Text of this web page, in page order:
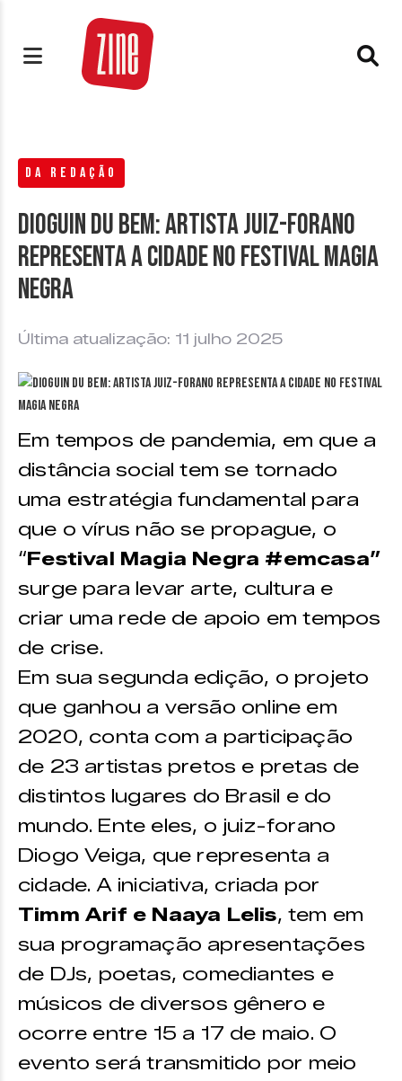
DA REDAÇÃO
Dioguin du Bem: artista juiz-forano
representa a cidade no Festival Magia
Negra
Última atualização: 11 julho 2025
Em tempos de pandemia, em que a
distância social tem se tornado
uma estratégia fundamental para
que o vírus não se propague, o
“Festival Magia Negra #emcasa”
surge para levar arte, cultura e
criar uma rede de apoio em tempos
de crise.
Em sua segunda edição, o projeto
que ganhou a versão online em
2020, conta com a participação
de 23 artistas pretos e pretas de
distintos lugares do Brasil e do
mundo. Ente eles, o juiz-forano
Diogo Veiga, que representa a
cidade. A iniciativa, criada por
Timm Arif e Naaya Lelis, tem em
sua programação apresentações
de DJs, poetas, comediantes e
músicos de diversos gênero e
ocorre entre 15 a 17 de maio. O
evento será transmitido por meio